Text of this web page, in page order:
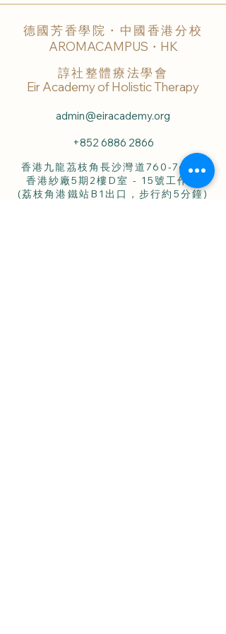
德國芳香學院・中國香港分校
AROMACAMPUS・HK
諄社整體療法學會
Eir Academy of Holistic Therapy
admin@eiracademy.org
+852 6886 2866
香港九龍茘枝角長沙灣道760-762號
香港紗廠5期2樓D室 - 15號工作室
(荔枝角港鐵站B1出口，步行約5分鐘)